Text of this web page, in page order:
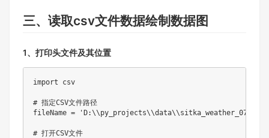
三、读取csv文件数据绘制数据图
1、打印头文件及其位置
import csv
# 指定CSV文件路径
fileName = 'D:\\py_projects\\data\\sitka_weather_07-
# 打开CSV文件